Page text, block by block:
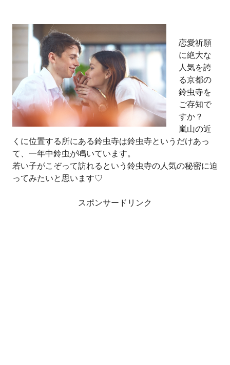
恋愛祈願
に絶大な
人気を誇
る京都の
鈴虫寺を
ご存知で
すか？
嵐山の近
くに位置する所にある鈴虫寺は鈴虫寺というだけあっ
て、一年中鈴虫が鳴いています。
若い子がこぞって訪れるという鈴虫寺の人気の秘密に迫
ってみたいと思います♡
スポンサードリンク